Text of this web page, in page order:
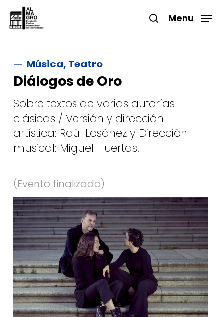
main
search
Menu
Música, Teatro
Diálogos de Oro
Sobre textos de varias autorías
clásicas / Versión y dirección
artística: Raúl Losánez y Dirección
musical: Miguel Huertas.